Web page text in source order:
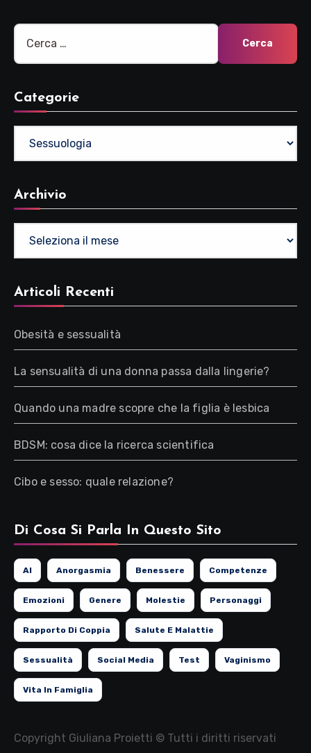
Ricerca
per:
Categorie
Archivio
Articoli Recenti
Obesità e sessualità
La sensualità di una donna passa dalla lingerie?
Quando una madre scopre che la figlia è lesbica
BDSM: cosa dice la ricerca scientifica
Cibo e sesso: quale relazione?
Di Cosa Si Parla In Questo Sito
AI Anorgasmia Benessere Competenze
Emozioni Genere Molestie Personaggi
Rapporto Di Coppia Salute E Malattie
Sessualità Social Media Test Vaginismo
Vita In Famiglia
Copyright Giuliana Proietti © Tutti i diritti riservati